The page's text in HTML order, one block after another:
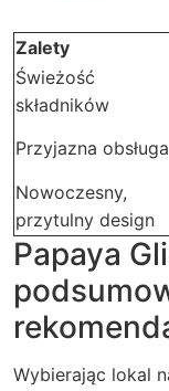
Zalety
Świeżość
składników
Przyjazna obsługa
Nowoczesny,
przytulny design
Papaya
Wybierając lokal